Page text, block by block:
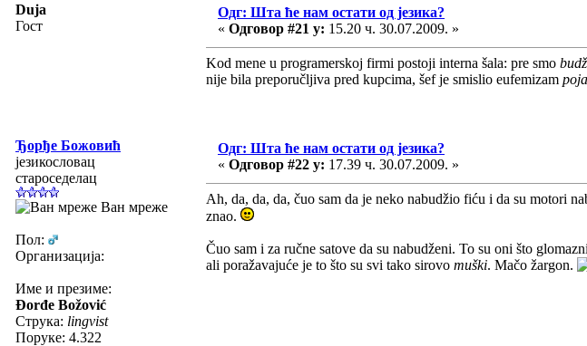
Duja
Гост
Одг: Шта ће нам остати од језика?
« Одговор #21 у: 15.20 ч. 30.07.2009. »
Kod mene u programerskoj firmi postoji interna šala: pre smo
nije bila preporučljiva pred kupcima, šef je smislio eufemizam
Ђорђе Божовић
језикословац
староседелац
Ван мреже
Пол:
Организација:
Име и презиме:
Đorđe Božović
Струка: lingvist
Поруке: 4.322
Одг: Шта ће нам остати од језика?
« Одговор #22 у: 17.39 ч. 30.07.2009. »
Ah, da, da, da, čuo sam da je neko nabudžio fiću i da su motori
znao.
Čuo sam i za ručne satove da su nabudženi. To su oni što
ali poražavajuće je to što su svi tako sirovo muški. Mačo žargon.